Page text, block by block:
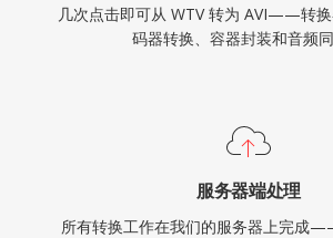
几次点击即可从 WTV 转为 AVI——转
码器转换、容器封装和音频同
服务器端处理
所有转换工作在我们的服务器上完成